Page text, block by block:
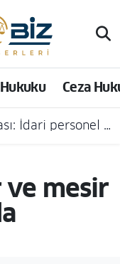
Ceza
açığa alındı
ve mesir
Fikstür